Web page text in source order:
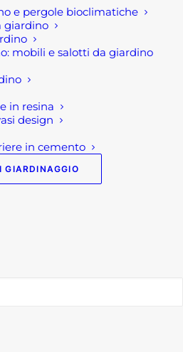
e pergole bioclimatiche
giardino
mobili e salotti da giardino
in resina
design
in cemento
GIARDINAGGIO
SERRA A
SCAFFALE SALVA
Serra a scaffale salva
scaffale salva…